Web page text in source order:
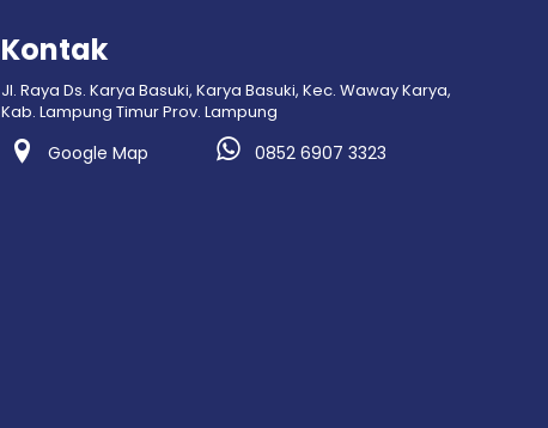
Kontak
Jl. Raya Ds. Karya Basuki, Karya Basuki, Kec. Waway Karya,
Kab. Lampung Timur Prov. Lampung
Google Map 0852 6907 3323